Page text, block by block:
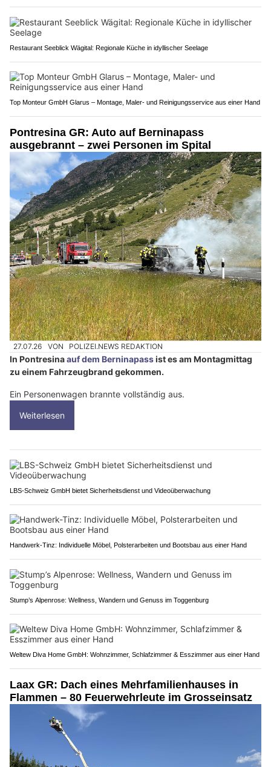
Restaurant Seeblick Wägital: Regionale Küche in idyllischer Seelage
Top Monteur GmbH Glarus – Montage, Maler- und Reinigungsservice aus einer Hand
Pontresina GR: Auto auf Berninapass
ausgebrannt – zwei Personen im Spital
27.07.26 VON POLIZEI.NEWS REDAKTION
In Pontresinaauf dem Berninapassist es am Montagmittag
zu einem Fahrzeugbrand gekommen.
Ein Personenwagen brannte vollständig aus.
Weiterlesen
LBS-Schweiz GmbH bietet Sicherheitsdienst und Videoüberwachung
Handwerk-Tinz: Individuelle Möbel, Polsterarbeiten und Bootsbau aus einer Hand
Stump’s Alpenrose: Wellness, Wandern und Genuss im Toggenburg
Weltew Diva Home GmbH: Wohnzimmer, Schlafzimmer & Esszimmer aus einer Hand
Laax GR: Dach eines Mehrfamilienhauses in
Flammen – 80 Feuerwehrleute im Grosseinsatz